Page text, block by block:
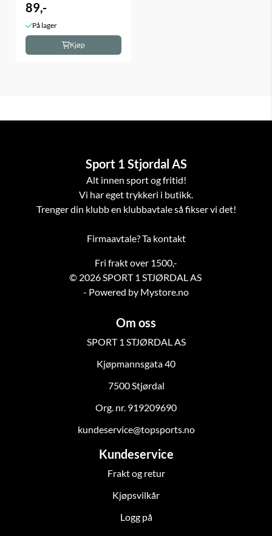
89,-
På lager
Kjøp
Sport 1 Stjordal AS
Alt innen sport og fritid!
Vi har eget trykkeri i butikk.
Trenger din klubb en klubbavtale så fikser vi det!
Firmaavtale? Ta kontakt
Fri frakt over 1500,-
© 2026 SPORT 1 STJØRDAL AS
- Powered by Mystore.no
Om oss
SPORT 1 STJØRDAL AS
Kjøpmannsgata 40
7500 Stjørdal
Org. nr. 919209690
kundeservice@topsports.no
Kundeservice
Frakt og retur
Kjøpsvilkår
Logg på